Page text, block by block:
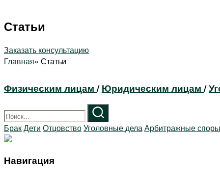
Статьи
Заказать консультацию
Главная» Статьи
Физическим лицам /Юридическим лицам /
БракДети ОтцовствоУголовные дела Арбитражные споры
Навигация